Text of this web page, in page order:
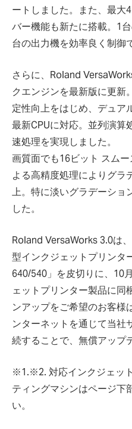
ートしました。また、最大
バー機能も新たに搭載。1
台の出力機を効率良く制御
さらに、Roland
クエンジンを最新版に更新
定性向上をはじめ、デュア
最新CPUに対応。並列演算
速処理を実現しました。
画質面でも16ビット スム
よる高精度処理によりグラ
上。特に淡いグラデーショ
した。
Roland VersaWorks 3.0は
型インクジェットプリンタ
640/540」を皮切りに、10
ェットプリンター製品に同
ンアップをご希望のお客様
ンターネットを通じて当社
続することで、無償アップ
※1.※2. 対応インクジェッ
ティングマシンはページ下
い。